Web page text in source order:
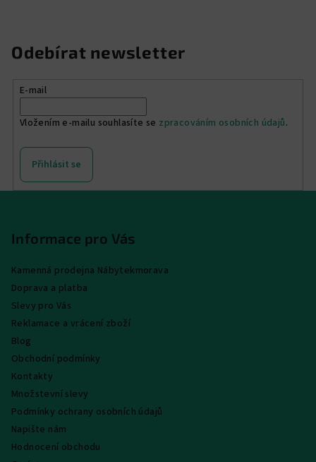
Odebírat newsletter
E-mail
Vložením e-mailu souhlasíte se zpracováním osobních údajů.
Přihlásit se
Informace pro Vás
Kamenná prodejna Nábytekmorava
Doprava a platba
Slevy pro Vás
Reklamace a vrácení zboží
Blog
Obchodní podmínky
Kontakty
Množstevní slevy
Podmínky ochrany osobních údajů
Napište nám
Hodnocení obchodu